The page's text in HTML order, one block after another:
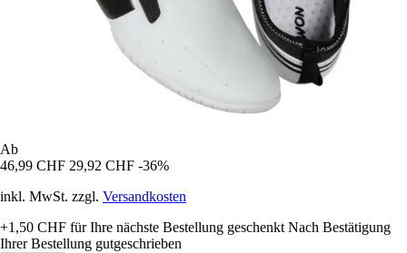
Ab
46,99 CHF 29,92 CHF -36%
inkl. MwSt. zzgl. Versandkosten
+1,50 CHF für Ihre nächste Bestellung geschenkt Nach Bestätigung
Ihrer Bestellung gutgeschrieben